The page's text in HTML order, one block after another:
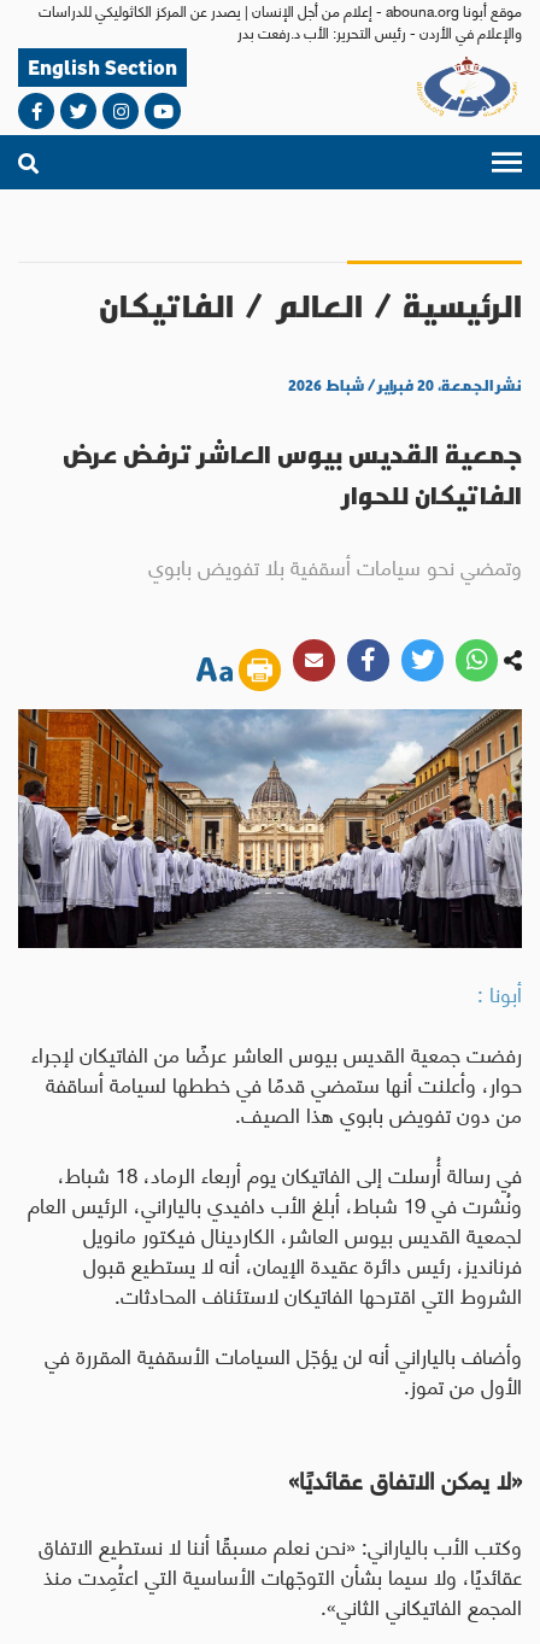
موقع أبونا abouna.org - إعلام من أجل الإنسان | يصدر عن المركز الكاثوليكي للدراسات
والإعلام في الأردن - رئيس التحرير: الأب د.رفعت بدر
English Section
الرئيسية / العالم / الفاتيكان
نشر الجمعة، ٢٠ فبراير / شباط ٢٠٢٦
جمعية القديس بيوس العاشر ترفض عرض
الفاتيكان للحوار
وتمضي نحو سيامات أسقفية بلا تفويض بابوي
أبونا :
رفضت جمعية القديس بيوس العاشر عرضًا من الفاتيكان لإجراء
حوار، وأعلنت أنها ستمضي قدمًا في خططها لسيامة أساقفة
من دون تفويض بابوي هذا الصيف.
في رسالة أُرسلت إلى الفاتيكان يوم أربعاء الرماد، 18 شباط،
ونُشرت في 19 شباط، أبلغ الأب دافيدي بالياراني، الرئيس العام
لجمعية القديس بيوس العاشر، الكاردينال فيكتور مانويل
فرنانديز، رئيس دائرة عقيدة الإيمان، أنه لا يستطيع قبول
الشروط التي اقترحها الفاتيكان لاستئناف المحادثات.
وأضاف بالياراني أنه لن يؤجّل السيامات الأسقفية المقررة في
الأول من تموز.
«لا يمكن الاتفاق عقائديًا»
وكتب الأب بالياراني: «نحن نعلم مسبقًا أننا لا نستطيع الاتفاق
عقائديًا، ولا سيما بشأن التوجّهات الأساسية التي اعتُمِدت منذ
المجمع الفاتيكاني الثاني».